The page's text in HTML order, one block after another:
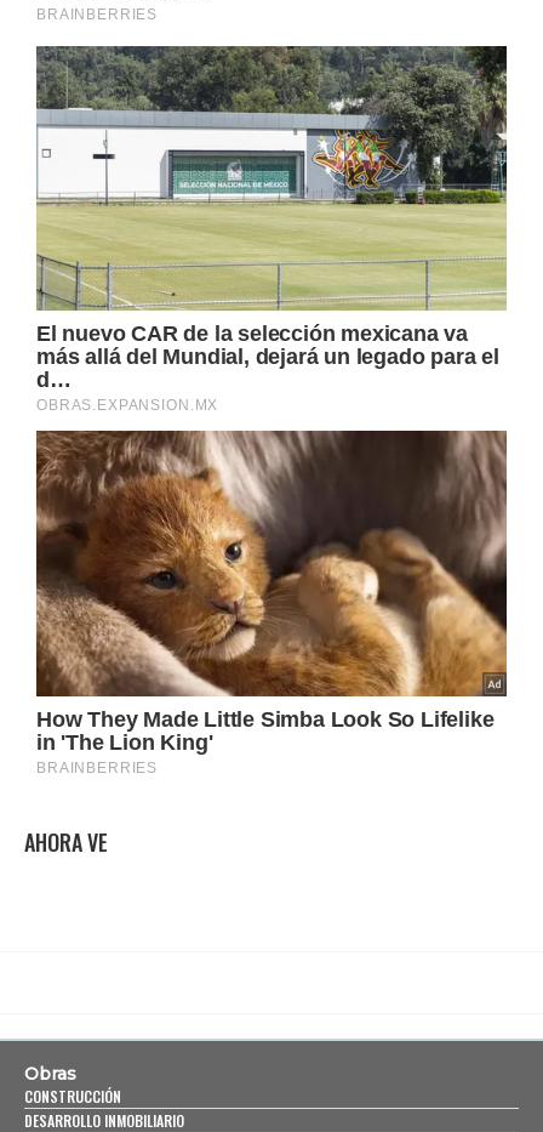
AHORA VE
Obras
CONSTRUCCIÓN
DESARROLLO INMOBILIARIO